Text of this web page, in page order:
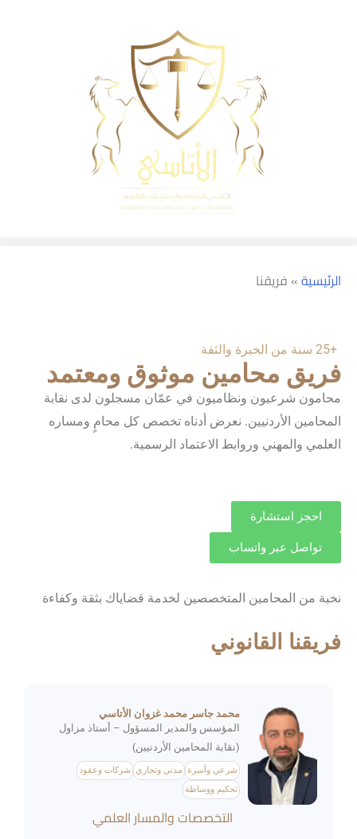
الرئيسية» فريقنا
+25 سنة من الخبرة والثقة
فريق محامين موثوق ومعتمد
محامون شرعيون ونظاميون في عمّان مسجلون لدى نقابة
المحامين الأردنيين. نعرض أدناه تخصص كل محامٍ ومساره
العلمي والمهني وروابط الاعتماد الرسمية.
احجز استشارة
تواصل عبر واتساب
نخبة من المحامين المتخصصين لخدمة قضاياك بثقة وكفاءة
فريقنا القانوني
محمد جاسر محمد غزوان الأتاسي
المؤسس والمدير المسؤول – أستاذ مزاول
(نقابة المحامين الأردنيين)
شرعي وأسرة مدني وتجاري شركات وعقود
تحكيم ووساطة
التخصصات والمسار العلمي